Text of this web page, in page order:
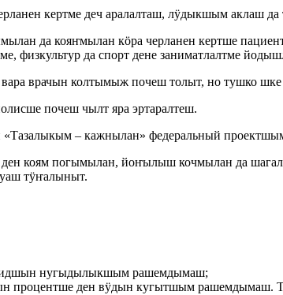
кертме деч аралалташ, лӱдыкшым аклаш
да кояҥмылан кӧра черланен кертше
физкультур да спорт дене заниматлалтме
врачын колтымыж почеш толыт, но тушко
почеш чылт яра эртаралтеш.
– кажнылан» федеральный
коям погымылан, йоҥылыш кочмылан да
тӱҥалыныт.
нугыдылыкшым рашемдымаш;
ден вӱдын кугытшым рашемдымаш.